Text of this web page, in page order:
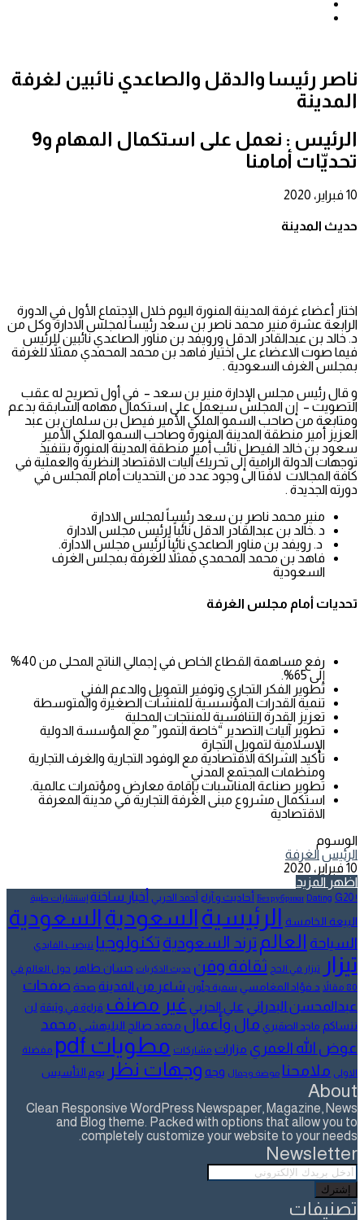
ناصر رئيسا والدقل والصاعدي نائبين لغرفة
المدينة
الرئيس : نعمل على استكمال المهام و9
تحديّات أمامنا
10 فبراير، 2020
حديث المدينة
اختار أعضاء غرفة المدينة المنورة اليوم خلال الاجتماع الأول في الدورة
الرابعة عشرة منير محمد ناصر بن سعد رئيساً لمجلس الادارة وكل من
د. خالد بن عبدالقادر الدقل ورويفد بن مناور الصاعدي نائبين للرئيس
فيما صوت الاعضاء على اختيار فاهد بن محمد المحمدي ممثلاً للغرفة
بمجلس الغرف السعودية .
و قال رئيس مجلس الإدارة منير بن سعد – في أول تصريح له عقب
التصويت – إن المجلس سيعمل على استكمال مهامه السابقة بدعم
ومتابعة من صاحب السمو الملكي الأمير فيصل بن سلمان بن عبد
العزيز أمير منطقة المدينة المنورة وصاحب السمو الملكي الأمير
سعود بن خالد الفيصل نائب أمير منطقة المدينة المنورة بتنفيذ
توجهات الدولة الرامية إلى تحريك آليات الاقتصاد النظرية والعملية في
كافة المجالات لافتا الى وجود عدد من التحديات أمام المجلس في
دورته الجديدة .
منير محمد ناصر بن سعد رئيساً لمجلس الادارة
د .خالد بن عبدالقادر الدقل نائباً لرئيس مجلس الادارة
د. رويفد بن مناور الصاعدي نائباً لرئيس مجلس الادارة.
فاهد بن محمد المحمدي ممثلاً للغرفة بمجلس الغرف
السعودية
تحديات أمام مجلس الغرفة
رفع مساهمة القطاع الخاص في إجمالي الناتج المحلى من 40%
إلى 65%.
تطوير الفكر التجاري وتوفير التمويل والدعم الفني
تنمية القدرات المؤسسية للمنشآت الصغيرة والمتوسطة
تعزيز القدرة التنافسية للمنتجات المحلية
تطوير آليات التصدير “خاصة التمور” مع المؤسسة الدولية
الإسلامية لتمويل التجارة
تأكيد الشراكة الاقتصادية مع الوفود التجارية والغرف التجارية
ومنظمات المجتمع المدني
تطوير صناعة المناسبات بإقامة معارض ومؤتمرات عالمية.
استكمال مشروع مبنى الغرفة التجارية في مدينة المعرفة
الاقتصادية
الوسوم
الرئيس الغرفة
10 فبراير، 2020
اظهر المزيد
! Без рубрики
Dating G20 أحاديث و آراء أحمد الحربي أخبار ساخنة إستشارات طبية
البيعة الخامسة الرئيسيةالسعوديةالسعودية
السياحة العالم ترند السعودية تكنولوجيا تنيضب الفايدي
تيزار تيزار في الحج ثقافة وفن حديث الذكريات حسان طاهر حول العالم في
80 مقالاً
د.فؤاد المغامسي سمية جلّون شاعر من المدينة صحة صفحات
عبدالمحسن البدراني علي الحربي غير مصنف قراءة في وثيقة لن
ننساكم ماجد الصقيري مال وأعمال محمد صالح البليهشي محمد
عوض الله العمري مزارات مشاركات مطويات pdf مفضلة
الاولى ملامحنا موضة وجمال وجه وجهات نظر يوم التأسيس
About
Clean Responsive WordPress Newspaper, Magazine, News
and Blog theme. Packed with options that allow you to
completely customize your website to your needs.
Newsletter
أدخل
بريدك
الإلكتروني
تصنيفات